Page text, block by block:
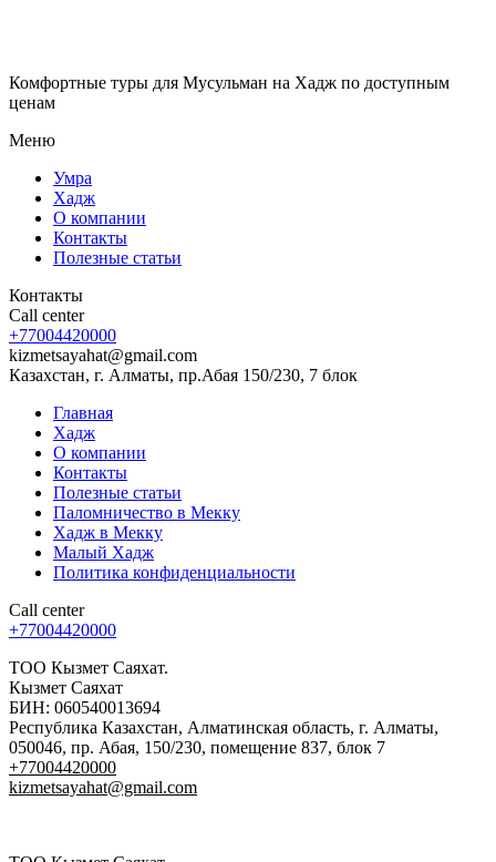
Комфортные туры для Мусульман на Хадж по доступным
ценам
Меню
Умра
Хадж
О компании
Полезные статьи
Контакты
Call center
+77004420000
kizmetsayahat@gmail.com
Казахстан, г. Алматы, пр.Абая 150/230, 7 блок